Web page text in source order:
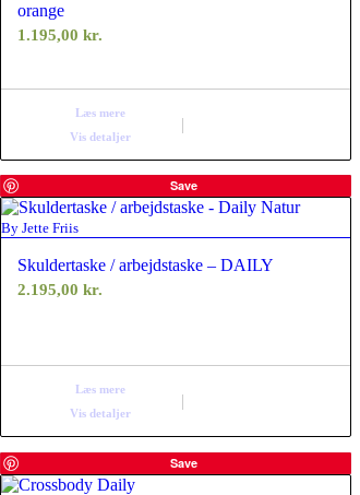
orange
1.195,00 kr.
Læs mere
Vis detaljer
Save
By Jette Friis
Skuldertaske / arbejdstaske – DAILY
2.195,00 kr.
Læs mere
Vis detaljer
Save